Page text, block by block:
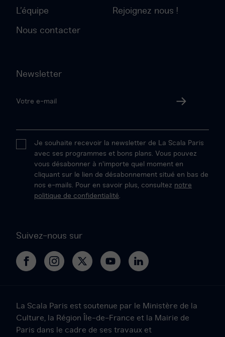
L’équipe Rejoignez nous !
Nous contacter
Newsletter
adresse
Valider
Je souhaite recevoir la newsletter de La Scala Paris
avec ses programmes et bons plans. Vous pouvez
vous désabonner à n'importe quel moment en
cliquant sur le lien de désabonnement situé en bas de
nos e-mails. Pour en savoir plus, consultez notre
politique de confidentialité.
Suivez-nous sur
La
Facebook
La
Instagram
Le
Twitter
Le
YouTube
Le
LinkedIn
La Scala Paris est soutenue par le Ministère de la
Culture, la Région Île-de-France et la Mairie de
Paris dans le cadre de ses travaux et